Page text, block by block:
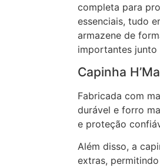
completa para
essenciais, tudo
armazene de
importantes
Capinha
Fabricada com
durável e forro
e proteção
Além disso, a
extras,